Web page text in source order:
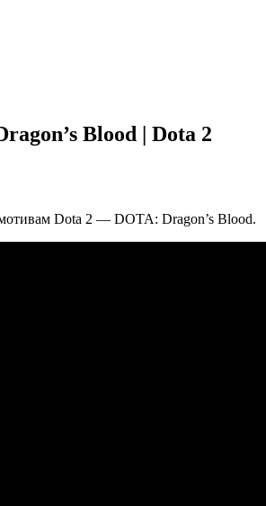
Blood | Dota 2
Dota 2 — DOTA: Dragon’s Blood.